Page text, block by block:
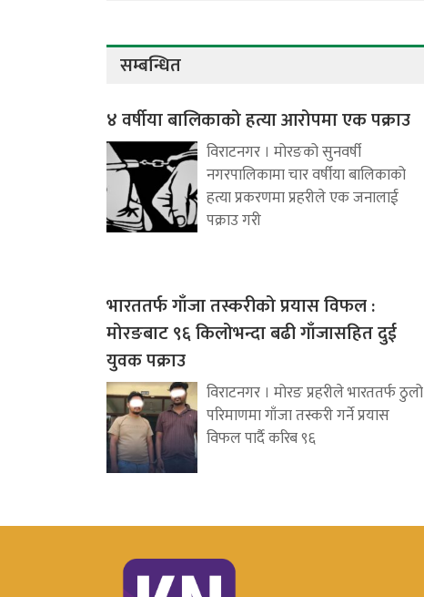
सम्बन्धित
४ वर्षीया बालिकाको हत्या आरोपमा एक पक्राउ
विराटनगर । मोरङको सुनवर्षी
नगरपालिकामा चार वर्षीया बालिकाको
हत्या प्रकरणमा प्रहरीले एक जनालाई
पक्राउ गरी
भारततर्फ गाँजा तस्करीको प्रयास विफल :
मोरङबाट ९६ किलोभन्दा बढी गाँजासहित दुई
युवक पक्राउ
विराटनगर । मोरङ प्रहरीले भारततर्फ ठुलो
परिमाणमा गाँजा तस्करी गर्ने प्रयास
विफल पार्दै करिब ९६